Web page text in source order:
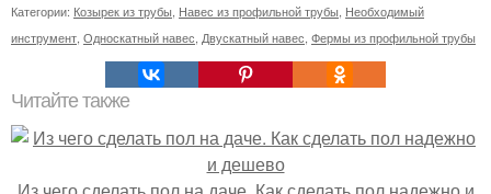
Категории: Козырек из трубы Навес из профильной трубы Необходимый
инструмент Односкатный навес Двускатный навес Фермы из профильной трубы
Читайте также